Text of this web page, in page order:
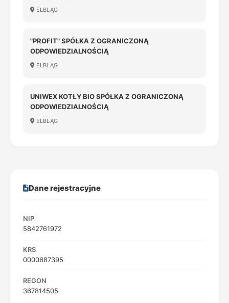
ELBLĄG
"PROFIT" SPÓŁKA Z OGRANICZONĄ
ODPOWIEDZIALNOŚCIĄ
ELBLĄG
UNIWEX KOTŁY BIO SPÓŁKA Z OGRANICZONĄ
ODPOWIEDZIALNOŚCIĄ
ELBLĄG
Dane rejestracyjne
NIP
5842761972
KRS
0000687395
REGON
367814505